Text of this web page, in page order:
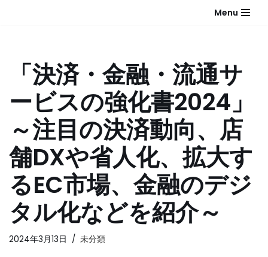
へ
キ
ッ
プ
Menu
「決済・金融・流通サ
ービスの強化書2024」
～注目の決済動向、店
舗DXや省人化、拡大す
るEC市場、金融のデジ
タル化などを紹介～
2024年3月13日 未分類